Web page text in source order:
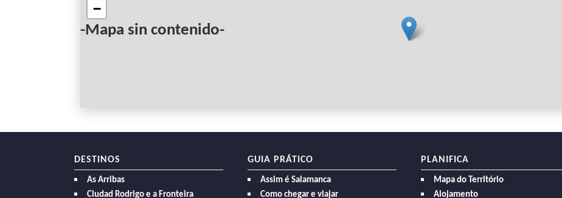
-Mapa sin contenido-
−
DESTINOS
As Arribas
Ciudad Rodrigo e a Fronteira
GUIA PRÁTICO
Assim é Salamanca
Como chegar e viajar
PLANIFICA
Mapa do Território
Alojamento